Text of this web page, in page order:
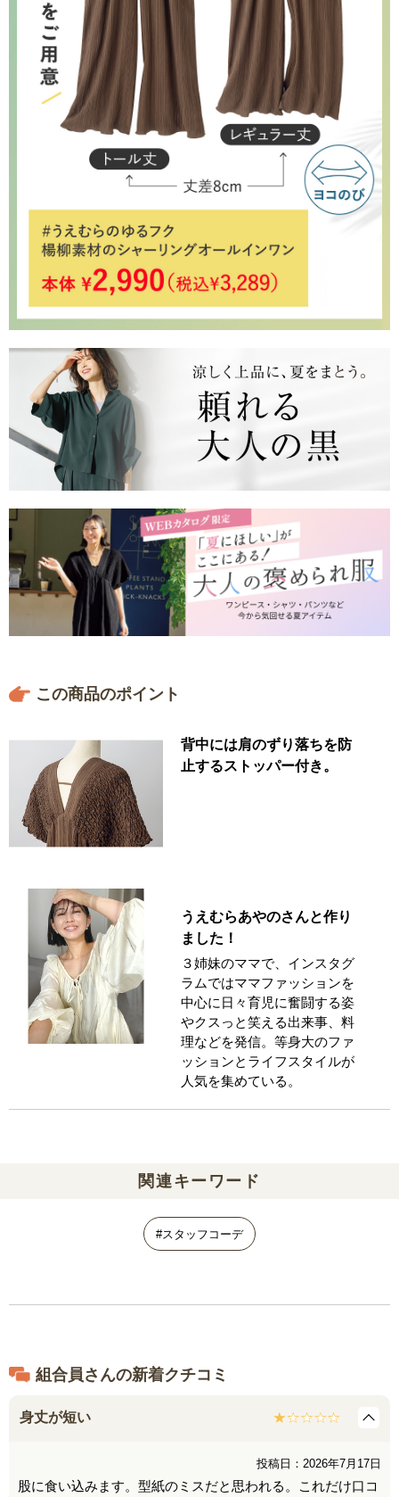
この商品のポイント
背中には肩のずり落ちを防
止するストッパー付き。
うえむらあやのさんと作り
ました！
３姉妹のママで、インスタグ
ラムではママファッションを
中心に日々育児に奮闘する姿
やクスっと笑える出来事、料
理などを発信。等身大のファ
ッションとライフスタイルが
人気を集めている。
関連キーワード
#スタッフコーデ
組合員さんの新着クチコミ
身丈が短い
投稿日：2026年7月17日
股に食い込みます。型紙のミスだと思われる。これだけ口コ